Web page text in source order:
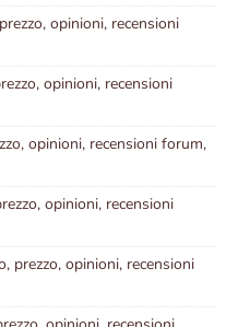
opinioni, recensioni
opinioni, recensioni
opinioni, recensioni forum,
opinioni, recensioni
prezzo, opinioni, recensioni